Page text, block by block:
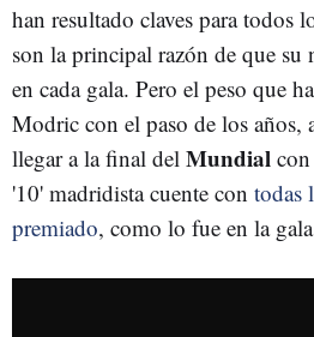
han resultado claves para todos
son la principal razón de que su
en cada gala. Pero el peso que
Modric con el paso de los años,
llegar a la final del Mundial con
'10' madridista cuente con todas
premiado, como lo fue en la